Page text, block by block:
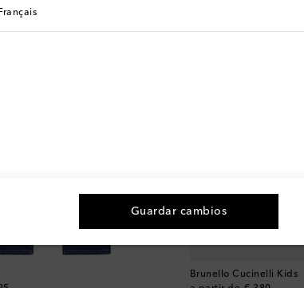
Brunello Cucinelli Kids
Français
Guardar cambios